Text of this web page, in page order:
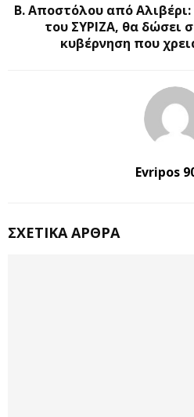
Β. Αποστόλου από Αλιβέρι:
του ΣΥΡΙΖΑ, θα δώσει
κυβέρνηση που
Evripos
ΣΧΕΤΙΚΆ ΆΡΘΡΑ